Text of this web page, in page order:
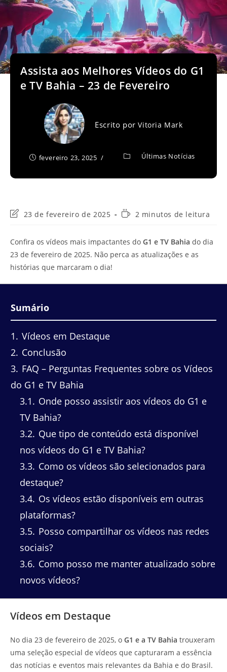
Assista aos Melhores Vídeos do G1
e TV Bahia – 23 de Fevereiro
Escrito porVitoria Mark
fevereiro 23, 2025 Últimas Notícias
Última
post:
23 de fevereiro de 2025
Tempo2 minutos de leitura
Confira os vídeos mais impactantes do G1 e TV Bahia do dia
23 de fevereiro de 2025. Não perca as atualizações e as
histórias que marcaram o dia!
Sumário
1
Vídeos em Destaque
2 Conclusão
3 FAQ – Perguntas Frequentes sobre os Vídeos
do G1 e TV Bahia
3.1
Onde posso assistir aos vídeos do G1 e
TV Bahia?
3.2 Que tipo de conteúdo está disponível
nos vídeos do G1 e TV Bahia?
3.3 Como os vídeos são selecionados para
destaque?
3.4 Os vídeos estão disponíveis em outras
plataformas?
3.5 Posso compartilhar os vídeos nas redes
sociais?
3.6 Como posso me manter atualizado sobre
novos vídeos?
Vídeos em Destaque
No dia 23 de fevereiro de 2025, o G1 e a TV Bahia trouxeram
uma seleção especial de vídeos que capturaram a essência
das notícias e eventos mais relevantes da Bahia e do Brasil.